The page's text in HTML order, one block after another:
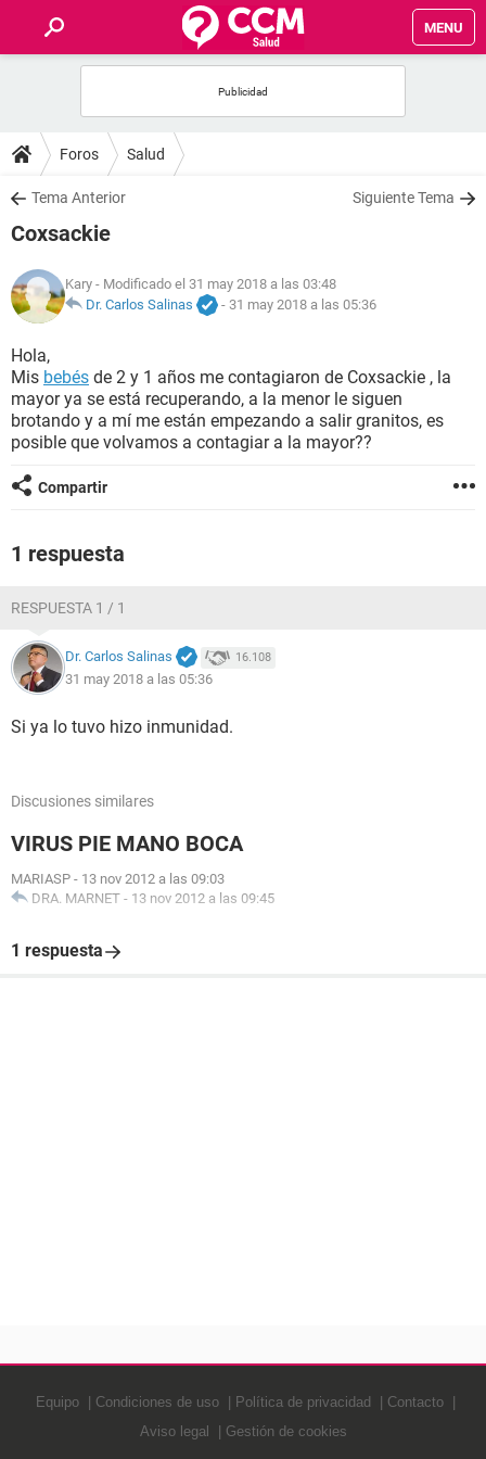
MENU
FOROS
SALUD
NUTRICIÓN
BIENESTAR
SEXUALIDAD
GLOSARIO
Foros Salud
Tema Anterior Siguiente Tema
Coxsackie
Kary - Modificado el 31 may 2018 a las 03:48
Dr. Carlos Salinas
- 31 may 2018 a las 05:36
Hola,
Mis bebés de 2 y 1 años me contagiaron de Coxsackie , la
mayor ya se está recuperando, a la menor le siguen
brotando y a mí me están empezando a salir granitos, es
posible que volvamos a contagiar a la mayor??
Compartir
1 respuesta
RESPUESTA 1 / 1
Dr. Carlos Salinas 16.108
31 may 2018 a las 05:36
Si ya lo tuvo hizo inmunidad.
Discusiones similares
VIRUS PIE MANO BOCA
MARIASP - 13 nov 2012 a las 09:03
DRA. MARNET - 13 nov 2012 a las 09:45
1 respuesta
Equipo Condiciones de uso Política de privacidad
Contacto
Aviso legal
Gestión de cookies